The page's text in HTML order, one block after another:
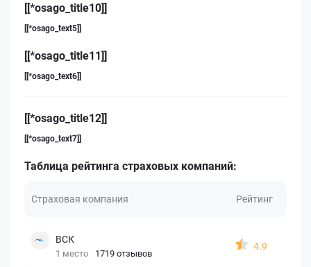
[[*osago_title10]]
[[*osago_text5]]
[[*osago_title11]]
[[*osago_text6]]
[[*osago_title12]]
[[*osago_text7]]
Таблица рейтинга страховых компаний:
Страховая компания Рейтинг
ВСК
1 место 1719 отзывов
4.9